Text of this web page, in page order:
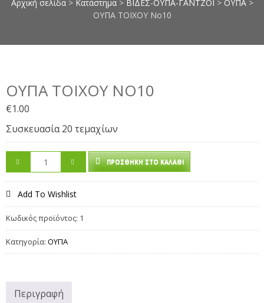
επιπλοποιίας, πέτρες μαρμάρου,
οικολογικά χρώματα τοίχων,
chief, οικονομικές τιμές, χαμηλές
apollon, chrotex, vivechrom
Αρχική σελίδα> Κατάστημα> ΒΙΔΕΣ-ΟΥΠΑ-ΓΑΝΤΖΟΙ > ΟΥΠΑ>
ΟΥΠΑ ΤΟΙΧΟΥ Νο10
ΟΥΠΑ ΤΟΙΧΟΥ ΝΟ10
€1.00
Συσκευασία 20 τεμαχίων
ΠΡΟΣΘΉΚΗ ΣΤΟ ΚΑΛΆΘΙ
Add To Wishlist
Κωδικός προϊόντος: 1
Κατηγορία: ΟΥΠΑ
Περιγραφή